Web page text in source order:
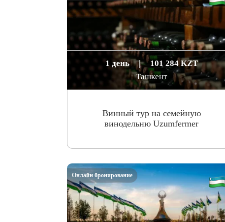
1 день |
101 284 KZT
Ташкент
Винный тур на семейную
винодельню Uzumfermer
Онлайн бронирование